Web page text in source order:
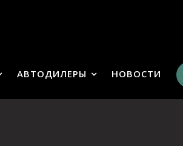
АВТОДИЛЕРЫ НОВОСТИ